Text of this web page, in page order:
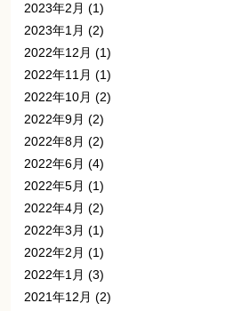
2023年2月 (1)
2023年1月 (2)
2022年12月 (1)
2022年11月 (1)
2022年10月 (2)
2022年9月 (2)
2022年8月 (2)
2022年6月 (4)
2022年5月 (1)
2022年4月 (2)
2022年3月 (1)
2022年2月 (1)
2022年1月 (3)
2021年12月 (2)